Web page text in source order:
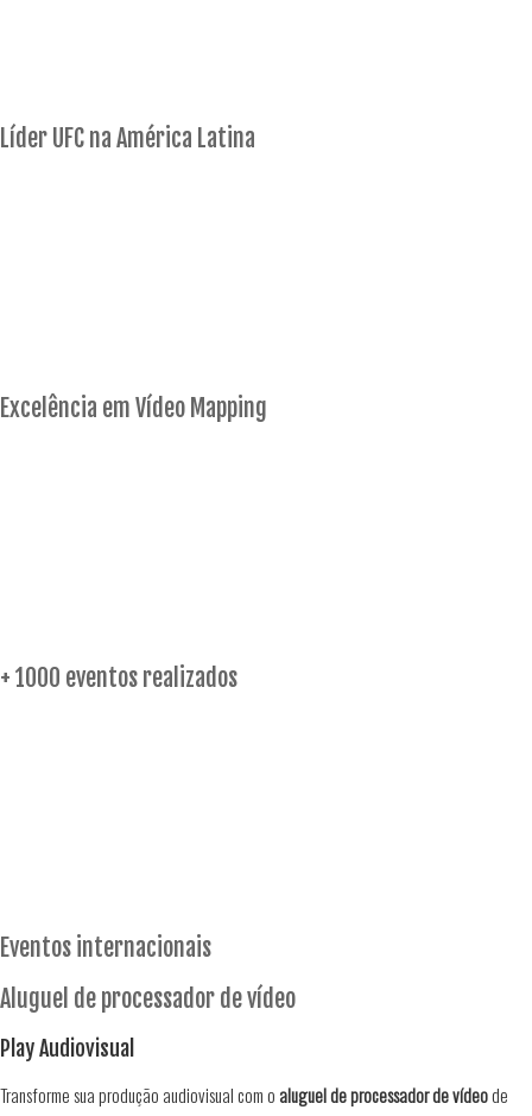
Líder UFC na América Latina
Excelência em Vídeo Mapping
+ 1000 eventos realizados
Eventos internacionais
Aluguel de processador de vídeo
Play Audiovisual
Transforme sua produção audiovisual com o aluguel de processador de vídeode